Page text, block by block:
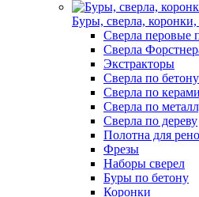
Буры, сверла,
Сверла перовые
Сверла
Экстракторы
Сверла по бетону
Сверла по
Сверла по
Сверла по дереву
Полотна для
Фрезы
Наборы сверел
Буры по бетону
Коронки